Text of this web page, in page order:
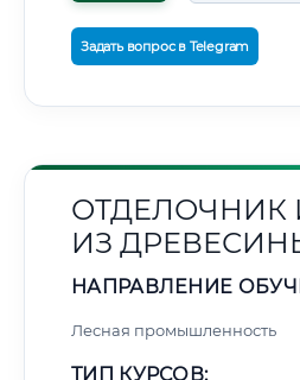
Задать вопрос в Telegram
ОТДЕЛОЧНИК
ИЗ
НАПРАВЛЕНИЕ
Лесная промышленность
ТИП КУРСОВ: